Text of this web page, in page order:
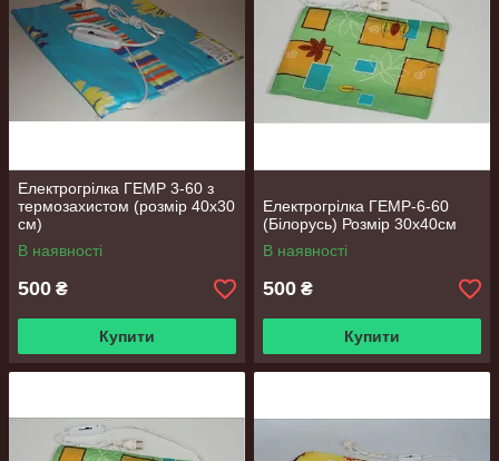
Електрогрілка ГЕМР 3-60 з
термозахистом (розмір 40x30
см)
В наявності
500 ₴
Купити
Електрогрілка ГЕМР-6-60
(Білорусь) Розмір 30х40см
В наявності
500 ₴
Купити